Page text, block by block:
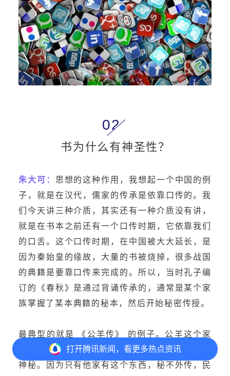
02
书为什么有神圣性？
朱大可： 思想的这种作用，我想起一个中国的例
子，就是在汉代，儒家的传承是依靠口传的。我
们今天讲三种介质，其实还有一种介质没有讲，
就是在书本之前还有一个口传时期，它依靠我们
的口舌。这个口传时期，在中国被大大延长，是
因为秦始皇的缘故，大量的书被烧掉，很多战国
的典籍是要靠口传来完成的。所以，当时孔子编
订的《春秋》是通过背诵传承的，通常是某个家
族掌握了某本典籍的秘本，然后开始秘密传授。
最典型的就是 《公羊传》 的例子。公羊这个家
族把 《春秋》传下来，传到了汉代，搞得无限
神秘。因为只有他家有这个东西，秘不外传，民
打开腾讯新闻，看更多热点资讯